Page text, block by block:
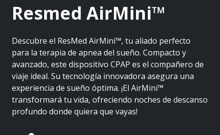
Resmed AirMini™
Descubre el ResMed AirMini™, tu aliado perfecto
para la terapia de apnea del sueño. Compacto y
avanzado, este dispositivo CPAP es el compañero de
viaje ideal. Su tecnología innovadora asegura una
experiencia de sueño óptima. ¡El AirMini™
transformará tu vida, ofreciendo noches de descanso
profundo donde quiera que vayas!